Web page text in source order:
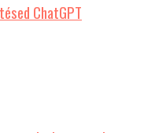
ChatGPT